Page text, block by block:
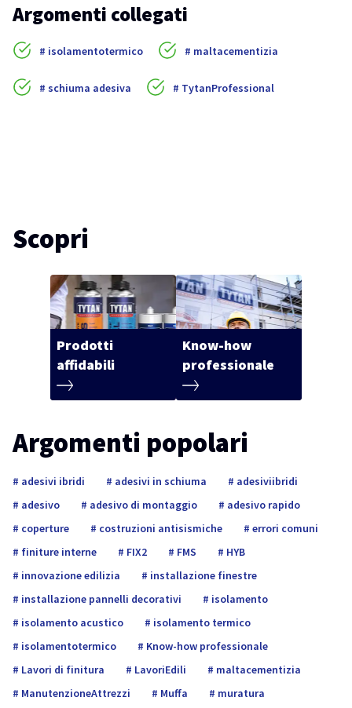
Argomenti collegati
isolamentotermico maltacementizia
schiuma adesiva TytanProfessional
Scopri
Prodotti
affidabili
Know-how
professionale
Argomenti popolari
adesivi ibridi adesivi in schiuma
adesiviibridi
adesivo
adesivo di montaggio
adesivo rapido
coperture
costruzioni antisismiche
errori comuni
finiture interne
FIX2 FMS
HYB
innovazione edilizia
installazione finestre
installazione pannelli decorativi
isolamento
isolamento acustico
isolamento termico
isolamentotermico
Know-how professionale
Lavori di finitura
LavoriEdili
maltacementizia
ManutenzioneAttrezzi
Muffa
muratura